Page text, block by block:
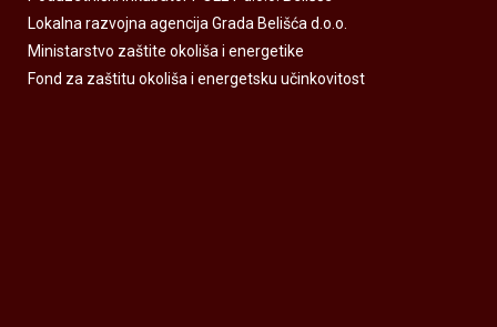
Lokalna razvojna agencija Grada Belišća d.o.o.
Ministarstvo zaštite okoliša i energetike
Fond za zaštitu okoliša i energetsku učinkovitost